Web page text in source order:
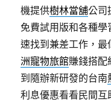
機提供樹林當舖公司
免費試用版和各種學
速找到兼差工作，
洲寵物旅館賺錢搭配
到隨辦新研發的台南
利息優惠看看民間